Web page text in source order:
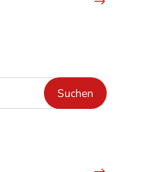
Suchen